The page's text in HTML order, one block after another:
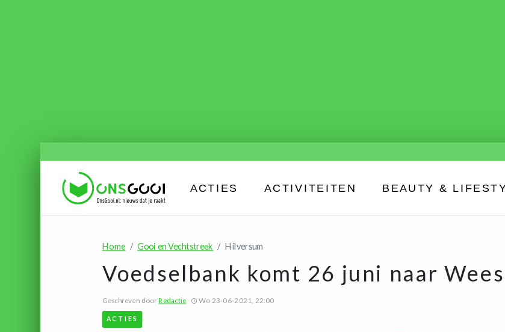
ACTIES ACTIVITEITEN BEAUTY &
Home Gooi en Vechtstreek Hilversum
Voedselbank komt 26 juni naar
Geschreven doorRedactie Wo 23-06-2021, 22:00
ACTIES